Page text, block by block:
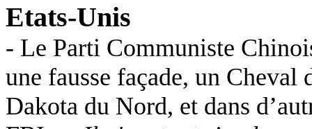
Etats-Unis
- Le Parti Communiste
une fausse façade, un Cheval
Dakota du Nord, et dans